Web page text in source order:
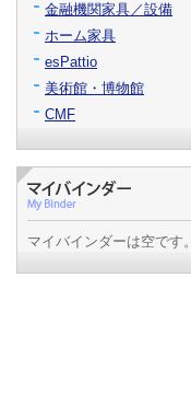
金融機関家具／設備
ホーム家具
esPattio
美術館・博物館
CMF
マイバインダーは空です。